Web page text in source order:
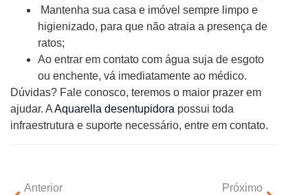
Mantenha sua casa e imóvel sempre limpo e
higienizado, para que não atraia a presença de
ratos;
Ao entrar em contato com água suja de esgoto
ou enchente, vá imediatamente ao médico.
Dúvidas? Fale conosco, teremos o maior prazer em
ajudar. AAquarella desentupidora possui toda
infraestrutura e suporte necessário, entre em contato.
Anterior Próximo